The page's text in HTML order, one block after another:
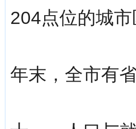
204点位的城
年末，全市有